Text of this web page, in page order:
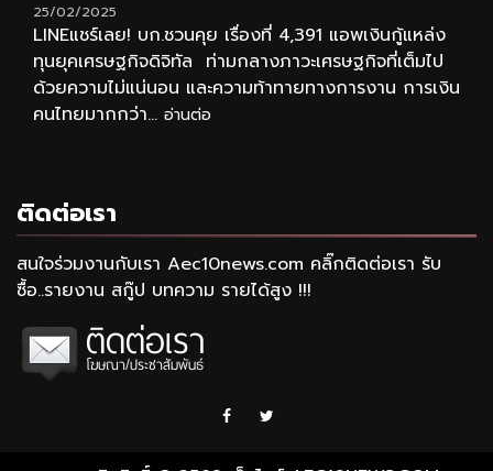
25/02/2025
LINEแชร์เลย! บก.ชวนคุย เรื่องที่ 4,391 แอพเงินกู้แหล่ง
ทุนยุคเศรษฐกิจดิจิทัล ท่ามกลางภาวะเศรษฐกิจที่เต็มไป
ด้วยความไม่แน่นอน และความท้าทายทางการงาน การเงิน
คนไทยมากกว่า... อ่านต่อ
ติดต่อเรา
สนใจร่วมงานกับเรา Aec10news.com คลิ๊กติดต่อเรา รับ
ซื้อ..รายงาน สกู๊ป บทความ รายได้สูง !!!
Facebook
Twitter